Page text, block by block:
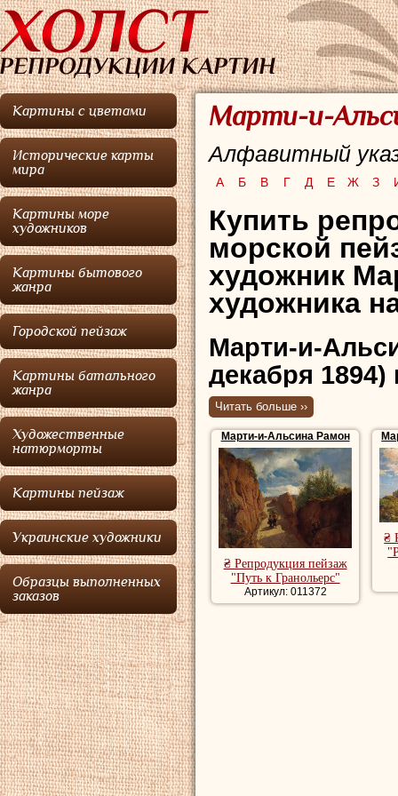
Картины с цветами
Исторические карты
мира
Картины море
художников
Картины бытового
жанра
Городской пейзаж
Картины батального
жанра
Художественные
натюрморты
Картины пейзаж
Украинские художники
Образцы выполненных
заказов
Марти-и-
Алфавитный
А Б В Г Д Е Ж З
Купить
морской
художник
художника
Марти-и-
декабря
Марти-и-
художников-
Каталонии. В
философию. В
женился на
этом браке у
Марти-и-
Читать больше ››
Марти-и-Альсина Рамон
₴ Репродукция пейзаж
"Путь к Гранольерс"
Артикул: 011372
₴